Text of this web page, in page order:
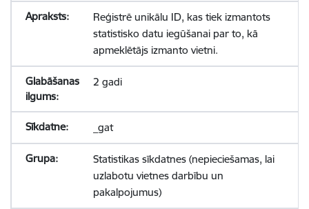
Reģistrē unikālu ID, kas tiek izmantots
statistisko datu iegūšanai par to, kā
apmeklētājs izmanto vietni.
2 gadi
_gat
Statistikas sīkdatnes (nepieciešamas, lai
uzlabotu vietnes darbību un
pakalpojumus)